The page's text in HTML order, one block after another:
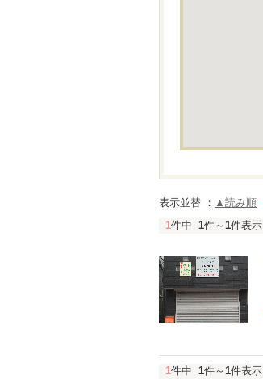
表示並替 ： ▲読み順
1件中 1件～ 1件表示
1件中 1件～ 1件表示